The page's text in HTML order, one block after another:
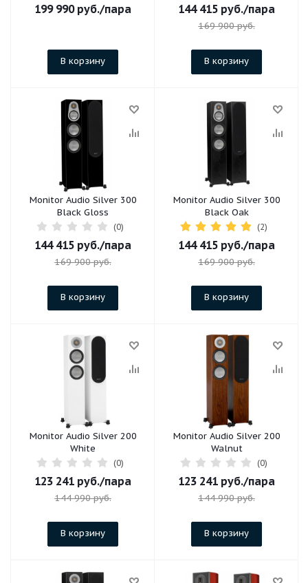
199 990руб./пара
В корзину
144 415 руб./пара
169 900руб.
В корзину
Monitor Audio Silver 300
Black Gloss
(0)
144 415 руб./пара
169 900руб.
В корзину
Monitor Audio Silver 300
Black Oak
(2)
144 415 руб./пара
169 900руб.
В корзину
Monitor Audio Silver 200
White
(0)
123 241 руб./пара
144 990руб.
В корзину
Monitor Audio Silver 200
Walnut
(0)
123 241 руб./пара
144 990руб.
В корзину